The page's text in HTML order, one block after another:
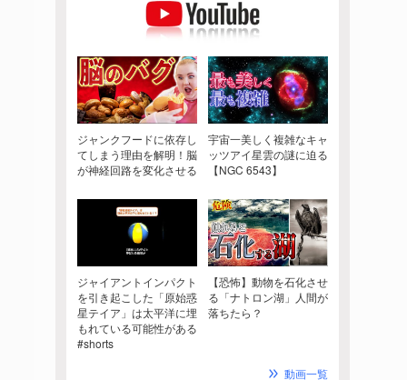
ジャンクフードに依存し
てしまう理由を解明！脳
が神経回路を変化させる
宇宙一美しく複雑なキャ
ッツアイ星雲の謎に迫る
【NGC 6543】
ジャイアントインパクト
を引き起こした「原始惑
星テイア」は太平洋に埋
もれている可能性がある
#shorts
【恐怖】動物を石化させ
る「ナトロン湖」人間が
落ちたら？
動画一覧